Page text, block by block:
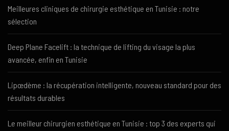
Meilleures cliniques de chirurgie esthétique en Tunisie : notre
sélection
Deep Plane Facelift : la technique de lifting du visage la plus
avancée, enfin en Tunisie
Lipœdème : la récupération intelligente, nouveau standard pour des
résultats durables
Le meilleur chirurgien esthétique en Tunisie : top 3 des experts qui